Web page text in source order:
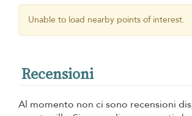
Unable to load nearby points of interest.
Recensioni
Al momento non ci sono recensioni